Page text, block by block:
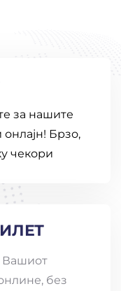
за нашите
Брзо,
чекори
Вашиот
без